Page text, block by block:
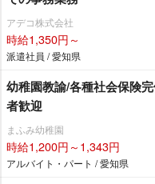
アデコ株式会社
時給1,350円～
派遣社員 / 愛知県
幼稚園教諭/各種社会保険
者歓迎
まふみ幼稚園
時給1,200円～1,343円
アルバイト・パート / 愛知県